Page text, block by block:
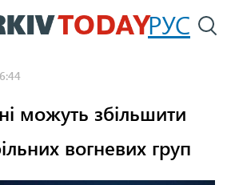
Перейти
до
РУС
можуть збільшити
вогневих груп